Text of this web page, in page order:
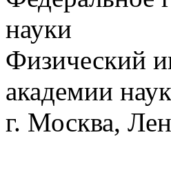
науки
Физический
академии
г. Москва,